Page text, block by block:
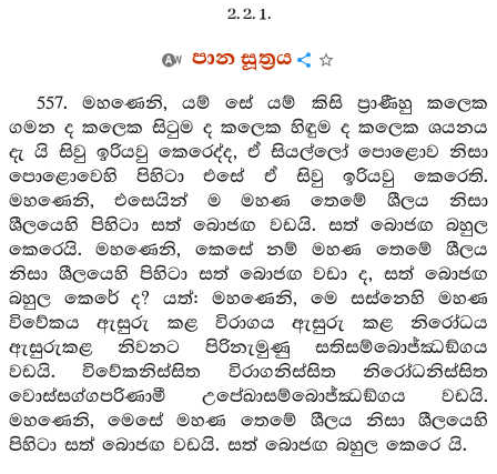
2. 2. 1.
පාන සූත්‍රය
557. මහණෙනි, යම් සේ යම් කිසි ප්‍රාණීහු කලෙක
ගමන ද කලෙක සිටුම ද කලෙක හිඳුම ද කලෙක ශයනය
දැ යි සිවු ඉරියවු කෙරෙද්ද, ඒ සියල්ලෝ පොළොව නිසා
පොළොවෙහි පිහිටා එසේ ඒ සිවු ඉරියවු කෙරෙති.
මහණෙනි, එසෙයින් ම මහණ තෙමේ ශීලය නිසා
ශීලයෙහි පිහිටා සත් බොජඟ වඩයි. සත් බොජඟ බහුල
කෙරෙයි. මහණෙනි, කෙසේ නම් මහණ තෙමේ ශීලය
නිසා ශීලයෙහි පිහිටා සත් බොජඟ වඩා ද, සත් බොජඟ
බහුල කෙරේ ද? යත්: මහණෙනි, මෙ සස්නෙහි මහණ
විවේකය ඇසුරු කළ විරාගය ඇසුරු කළ නිරෝධය
ඇසුරුකළ නිවනට පිරිනැමුණු සතිසම්බොජ්ඣඞ්ගය
වඩයි. විවේකනිස්සිත විරාගනිස්සිත නිරෝධනිස්සිත
වොස්සග්ගපරිණාමී උපේඛාසම්බොජ්ඣඞ්ගය වඩයි.
මහණෙනි, මෙසේ මහණ තෙමේ ශීලය නිසා ශීලයෙහි
පිහිටා සත් බොජඟ වඩයි. සත් බොජඟ බහුල කෙරෙ යි.